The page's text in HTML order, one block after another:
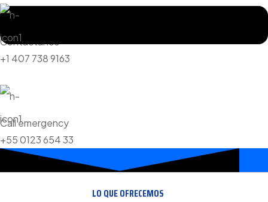
Contáctanos
+1 407 738 9163
Call emergency
+55 0123 654 33
LO QUE OFRECEMOS